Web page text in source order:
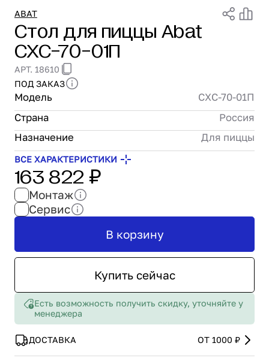
Проектирование
Сервис и монтаж
ПОКУПАТЕЛЯМ
Доставка и оплата
Гарантия и возврат
Лизинг
Акции
О нас
Бренды
Контакты
ABAT
Стол для пиццы Abat
СХС-70-01П
АРТ. 18610
ПОД ЗАКАЗ
Модель
СХС-70-01П
Страна
Россия
Назначение
Для пиццы
ВСЕ ХАРАКТЕРИСТИКИ
163 822 ₽
Монтаж
Сервис
Купить сейчас
В корзину
Есть возможность получить скидку, уточняйте у
менеджера
ДОСТАВКА ОТ 1000 ₽